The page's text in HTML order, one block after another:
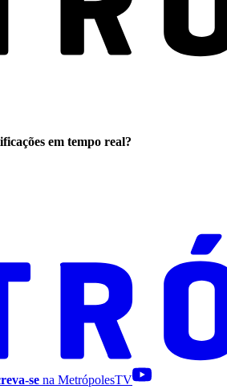
em tempo real?
se na MetrópolesTV